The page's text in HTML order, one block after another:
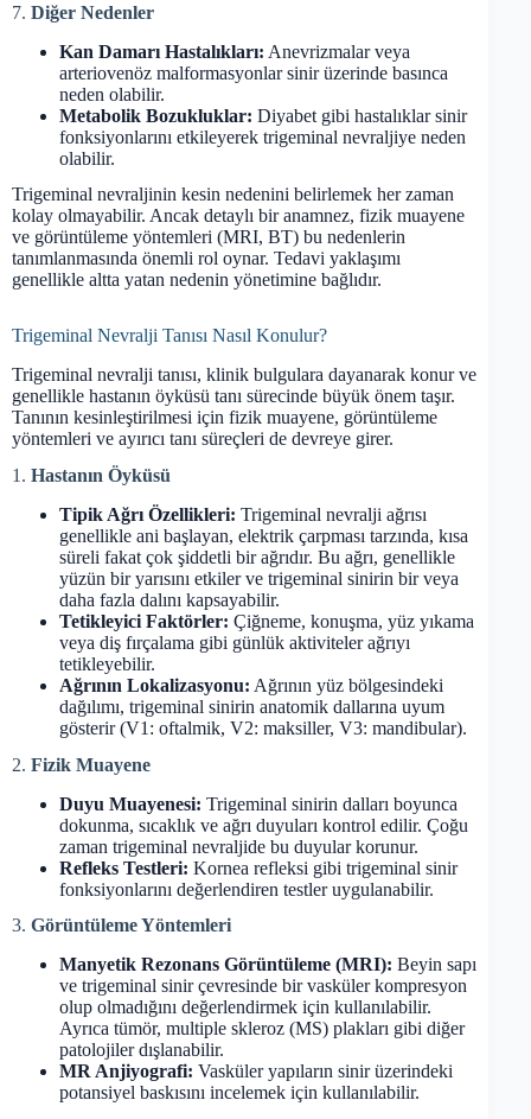
7. Diğer Nedenler
Kan Damarı Hastalıkları: Anevrizmalar veya
arteriovenöz malformasyonlar sinir üzerinde basınca
neden olabilir.
Metabolik Bozukluklar: Diyabet gibi hastalıklar sinir
fonksiyonlarını etkileyerek trigeminal nevraljiye neden
olabilir.
Trigeminal nevraljinin kesin nedenini belirlemek her zaman
kolay olmayabilir. Ancak detaylı bir anamnez, fizik muayene
ve görüntüleme yöntemleri (MRI, BT) bu nedenlerin
tanımlanmasında önemli rol oynar. Tedavi yaklaşımı
genellikle altta yatan nedenin yönetimine bağlıdır.
Trigeminal Nevralji Tanısı Nasıl Konulur?
Trigeminal nevralji tanısı, klinik bulgulara dayanarak konur ve
genellikle hastanın öyküsü tanı sürecinde büyük önem taşır.
Tanının kesinleştirilmesi için fizik muayene, görüntüleme
yöntemleri ve ayırıcı tanı süreçleri de devreye girer.
1. Hastanın Öyküsü
Tipik Ağrı Özellikleri: Trigeminal nevralji ağrısı
genellikle ani başlayan, elektrik çarpması tarzında, kısa
süreli fakat çok şiddetli bir ağrıdır. Bu ağrı, genellikle
yüzün bir yarısını etkiler ve trigeminal sinirin bir veya
daha fazla dalını kapsayabilir.
Tetikleyici Faktörler: Çiğneme, konuşma, yüz yıkama
veya diş fırçalama gibi günlük aktiviteler ağrıyı
tetikleyebilir.
Ağrının Lokalizasyonu: Ağrının yüz bölgesindeki
dağılımı, trigeminal sinirin anatomik dallarına uyum
gösterir (V1: oftalmik, V2: maksiller, V3: mandibular).
2. Fizik Muayene
Duyu Muayenesi: Trigeminal sinirin dalları boyunca
dokunma, sıcaklık ve ağrı duyuları kontrol edilir. Çoğu
zaman trigeminal nevraljide bu duyular korunur.
Refleks Testleri: Kornea refleksi gibi trigeminal sinir
fonksiyonlarını değerlendiren testler uygulanabilir.
3. Görüntüleme Yöntemleri
Manyetik Rezonans Görüntüleme (MRI): Beyin sapı
ve trigeminal sinir çevresinde bir vasküler kompresyon
olup olmadığını değerlendirmek için kullanılabilir.
Ayrıca tümör, multiple skleroz (MS) plakları gibi diğer
patolojiler dışlanabilir.
MR Anjiyografi: Vasküler yapıların sinir üzerindeki
potansiyel baskısını incelemek için kullanılabilir.